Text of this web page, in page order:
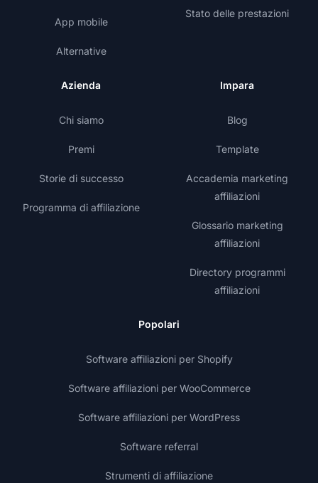
App mobile
Alternative
Stato delle prestazioni
Azienda
Chi siamo
Premi
Storie di successo
Programma di affiliazione
Impara
Blog
Template
Accademia marketing
affiliazioni
Glossario marketing
affiliazioni
Directory programmi
affiliazioni
Popolari
Software affiliazioni per Shopify
Software affiliazioni per WooCommerce
Software affiliazioni per WordPress
Software referral
Strumenti di affiliazione